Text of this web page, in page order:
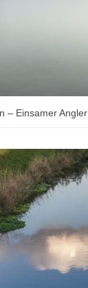
– Einsamer Angler